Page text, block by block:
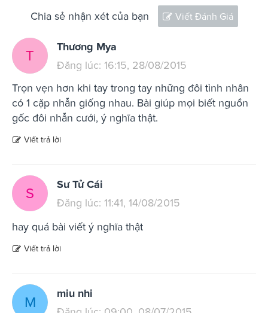
Chia sẻ nhận xét của bạn Viết Đánh Giá
T
Thương Mya
Đăng lúc: 16:15, 28/08/2015
Trọn vẹn hơn khi tay trong tay những đôi tình nhân
có 1 cặp nhẫn giống nhau. Bài giúp mọi biết nguồn
gốc đôi nhẫn cưới, ý nghĩa thật.
Viết trả lời
S
Sư Tử Cái
Đăng lúc: 11:41, 14/08/2015
hay quá bài viết ý nghĩa thật
Viết trả lời
M
miu nhi